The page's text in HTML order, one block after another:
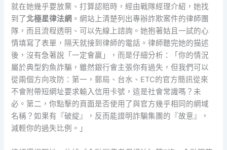
就在她幾乎要放棄、打算認賠時，經由戰隊經理介紹，她找
到了北極星律法網 。網站上清楚列出專辦詐欺案件的律師團
隊，而且流程透明、可以先線上諮詢。她抱著姑且一試的心
情填寫了表單，隔天就接到律師的電話。律師聽完她的描述
後，沒有急著說「一定會贏」，而是仔細分析：「你的情況
屬於典型釣魚詐騙，雖然銀行會主張你有過失，但我們可以
從兩個方向攻防：第一，郵局、台水、ETC的官方簡訊從來
不會附帶短網址要求輸入信用卡號，這是社會常識嗎？未
必。第二，你點擊的頁面是否使用了與官方幾乎相同的網域
名稱？如果有『破綻』，反而能證明詐騙集團的『故意』，
減輕你的過失比例。」